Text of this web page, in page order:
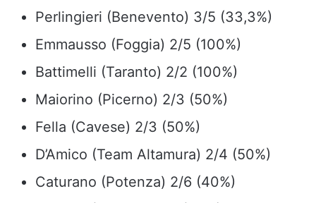
Perlingieri (Benevento) 3/5 (33,3%)
Emmausso (Foggia) 2/5 (100%)
Battimelli (Taranto) 2/2 (100%)
Maiorino (Picerno) 2/3 (50%)
Fella (Cavese) 2/3 (50%)
D’Amico (Team Altamura) 2/4 (50%)
Caturano (Potenza) 2/6 (40%)